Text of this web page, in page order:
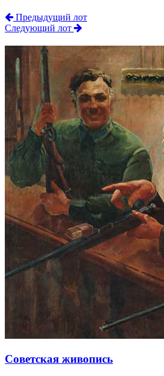
Предыдущий лот
Следующий лот
Советская живопись